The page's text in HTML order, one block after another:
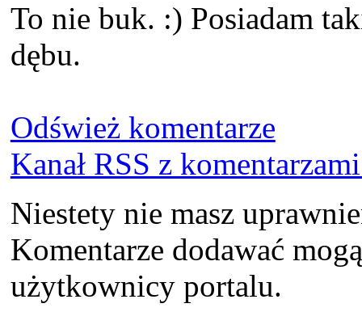
To nie buk. :) Posiadam
dębu.
Odśwież komentarze
Kanał RSS z
Niestety nie masz
Komentarze dodawać
użytkownicy portalu.